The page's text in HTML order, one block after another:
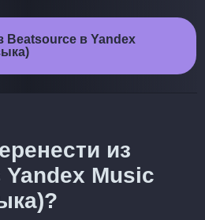
Beatsource в Yandex
из
Music